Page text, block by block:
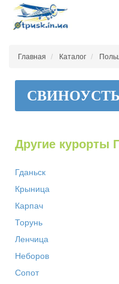
Главная Каталог
Другие курорты
Гданьск
Крыница
Карпач
Торунь
Ленчица
Неборов
Сопот